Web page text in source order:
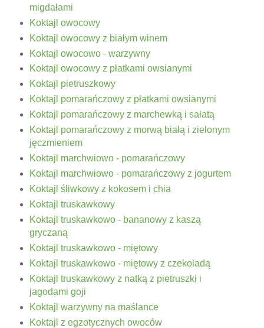
migdałami
Koktajl owocowy
Koktajl owocowy z białym winem
Koktajl owocowo - warzywny
Koktajl owocowy z płatkami owsianymi
Koktajl pietruszkowy
Koktajl pomarańczowy z płatkami owsianymi
Koktajl pomarańczowy z marchewką i sałatą
Koktajl pomarańczowy z morwą białą i zielonym
jęczmieniem
Koktajl marchwiowo - pomarańczowy
Koktajl marchwiowo - pomarańczowy z jogurtem
Koktajl śliwkowy z kokosem i chia
Koktajl truskawkowy
Koktajl truskawkowo - bananowy z kaszą
gryczaną
Koktajl truskawkowo - miętowy
Koktajl truskawkowo - miętowy z czekoladą
Koktajl truskawkowy z natką z pietruszki i
jagodami goji
Koktajl warzywny na maślance
Koktajl z egzotycznych owoców